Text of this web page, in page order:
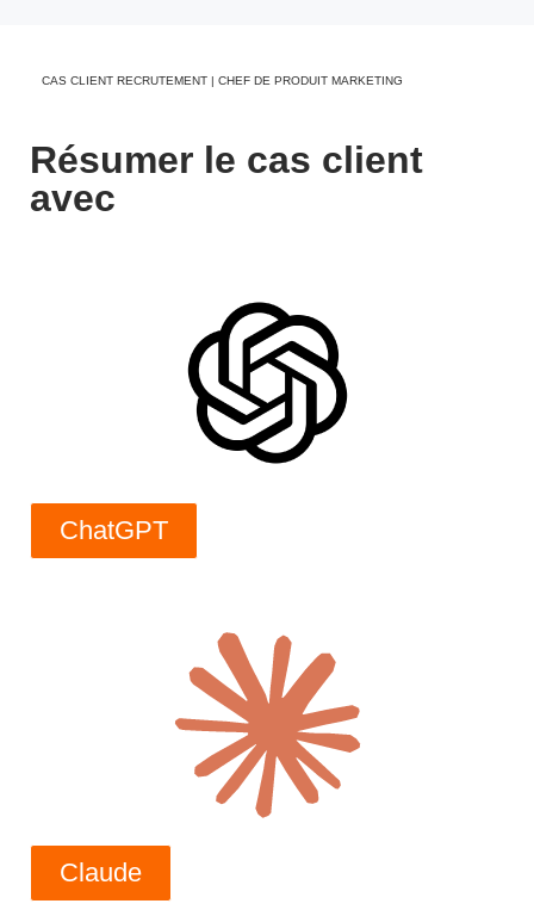
CAS CLIENT RECRUTEMENT | CHEF DE PRODUIT MARKETING
Résumer le cas client
avec
ChatGPT
Claude